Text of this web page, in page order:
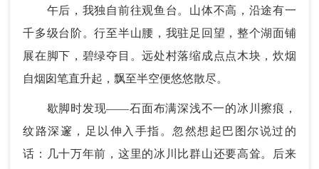
午后，我独自前往观鱼台。山体不高，沿途有一
千多级台阶。行至半山腰，我驻足回望，整个湖面铺
展在脚下，碧绿夺目。远处村落缩成点点木块，炊烟
自烟囱笔直升起，飘至半空便悠悠散尽。
歇脚时发现——石面布满深浅不一的冰川擦痕，
纹路深邃，足以伸入手指。忽然想起巴图尔说过的
话：几十万年前，这里的冰川比群山还要高耸。后来